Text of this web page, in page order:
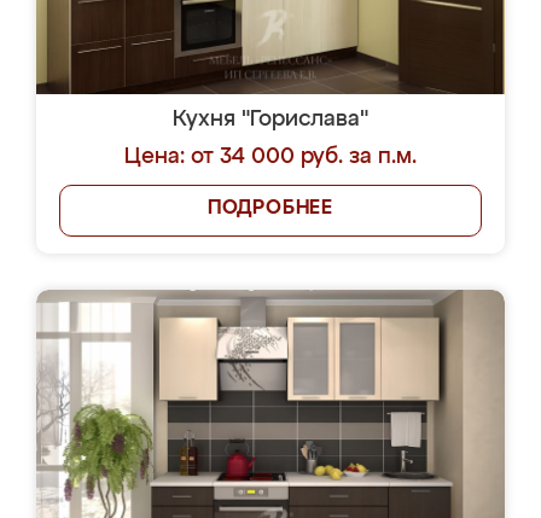
Кухня "Горислава"
Цена: от 34 000 руб. за п.м.
ПОДРОБНЕЕ